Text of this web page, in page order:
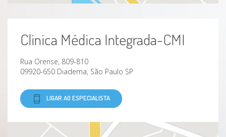
Clinica Médica Integrada-CMI
Rua Orense, 809-810
09920-650 Diadema, São Paulo SP
LIGAR AO ESPECIALISTA